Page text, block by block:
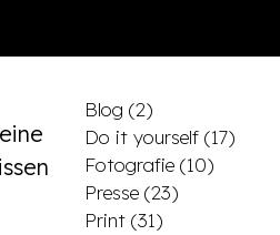
Blog (2)
Do it yourself (17)
Fotografie (10)
Presse (23)
Print (31)